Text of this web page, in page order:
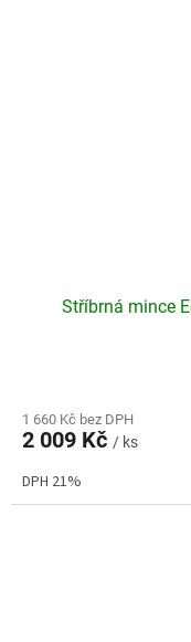
Stříbrná mince
produktu
je
z
5
1 660 Kč bez DPH
2 009 Kč / ks
DPH 21%